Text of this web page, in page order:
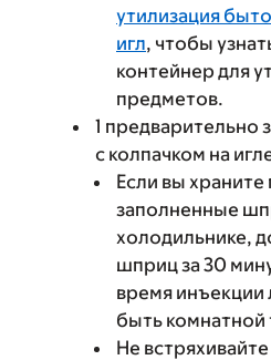
утилизация
игл, чтобы
контейнер для
предметов.
1
с колпачком на
Если вы
заполненные
холодильнике,
шприц за 30
время
быть
Не